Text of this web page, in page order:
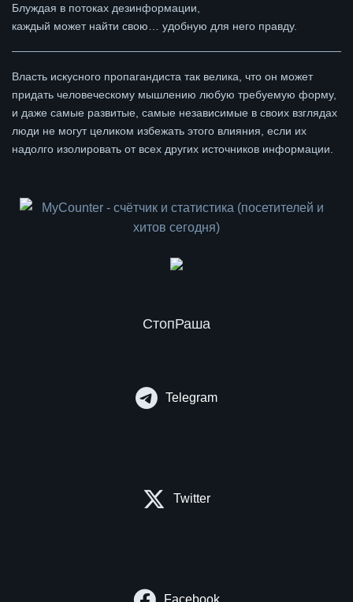
Блуждая в потоках дезинформации,
каждый может найти свою… удобную для него правду.
Власть искусного пропагандиста так велика, что он может
придать человеческому мышлению любую требуемую форму,
и даже самые развитые, самые независимые в своих взглядах
люди не могут целиком избежать этого влияния, если их
надолго изолировать от всех других источников информации.
СтопРаша
Telegram
Twitter